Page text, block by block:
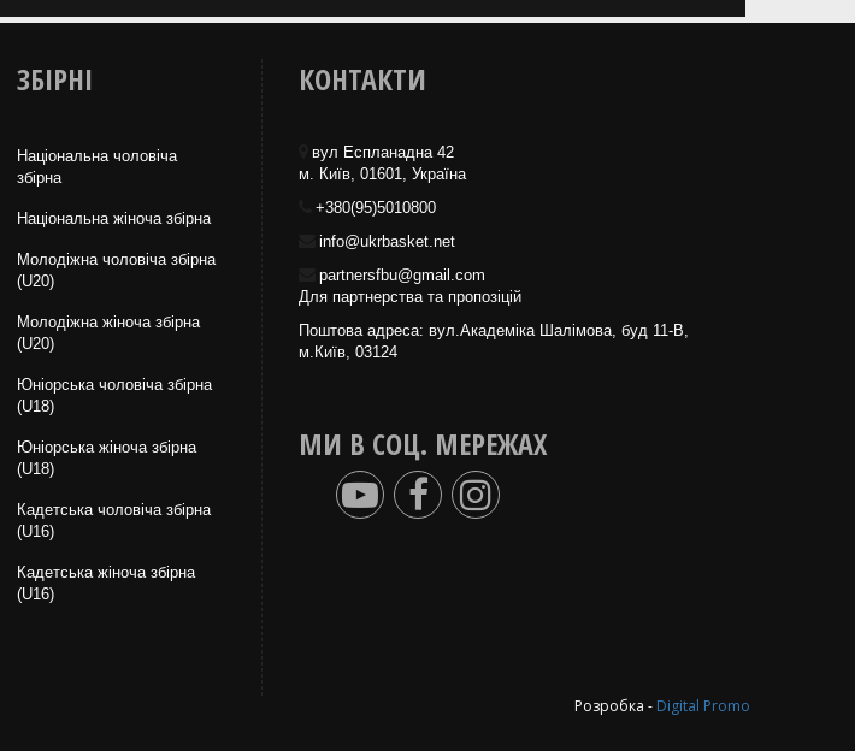
ЗБІРНІ
Національна чоловіча
збірна
Національна жiноча збірна
Молодіжна чоловіча збірна
(U20)
Молодіжна жіноча збірна
(U20)
Юніорська чоловіча збірна
(U18)
Юніорська жіноча збірна
(U18)
Кадетська чоловіча збірна
(U16)
Кадетська жіноча збірна
(U16)
КОНТАКТИ
вул Еспланадна 42
м. Київ, 01601, Україна
+380(95)5010800
info@ukrbasket.net
partnersfbu@gmail.com
Для партнерства та пропозіцій
Поштова адреса: вул.Академіка Шалімова, буд 11-В,
м.Київ, 03124
МИ В СОЦ. МЕРЕЖАХ
Розробка - Digital Promo